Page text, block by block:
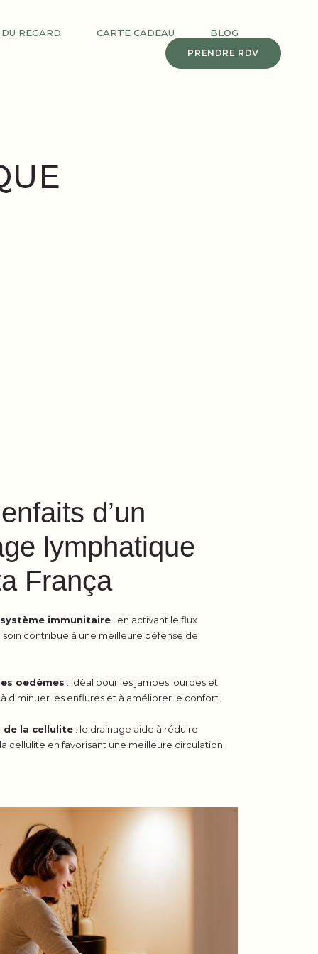
REGARD CARTE CADEAU BLOG
PRENDRE RDV
d’un
lymphatique
França
immunitaire : en activant le flux
contribue à une meilleure défense de
oedèmes : idéal pour les jambes lourdes et
diminuer les enflures et à améliorer le confort.
la cellulite : le drainage aide à réduire
cellulite en favorisant une meilleure circulation.